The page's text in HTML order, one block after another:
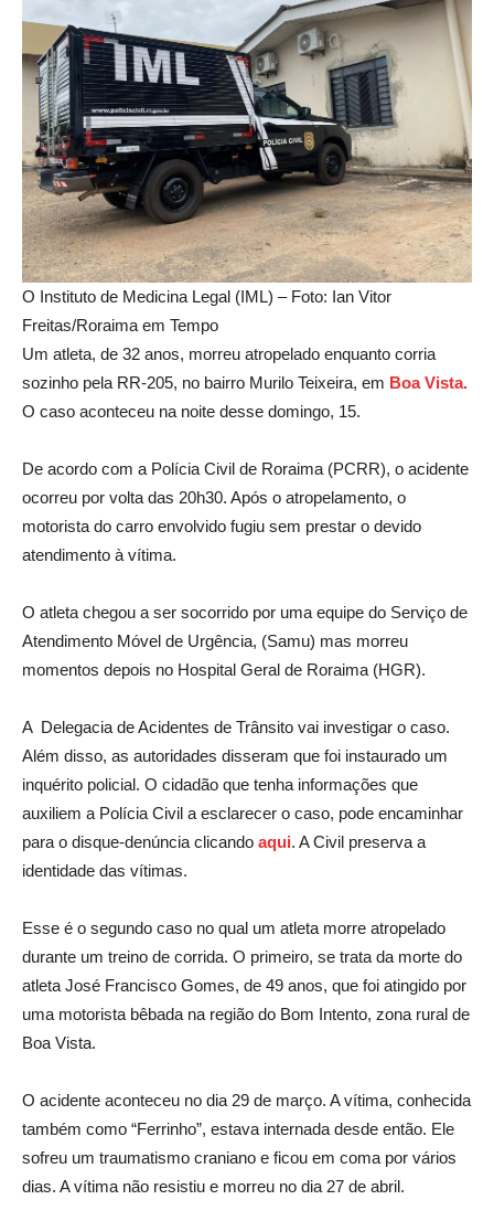
O Instituto de Medicina Legal (IML) – Foto: Ian Vitor
Freitas/Roraima em Tempo
Um atleta, de 32 anos, morreu atropelado enquanto corria
sozinho pela RR-205, no bairro Murilo Teixeira, em Boa Vista.
O caso aconteceu na noite desse domingo, 15.
De acordo com a Polícia Civil de Roraima (PCRR), o acidente
ocorreu por volta das 20h30. Após o atropelamento, o
motorista do carro envolvido fugiu sem prestar o devido
atendimento à vítima.
O atleta chegou a ser socorrido por uma equipe do Serviço de
Atendimento Móvel de Urgência, (Samu) mas morreu
momentos depois no Hospital Geral de Roraima (HGR).
A Delegacia de Acidentes de Trânsito vai investigar o caso.
Além disso, as autoridades disseram que foi instaurado um
inquérito policial. O cidadão que tenha informações que
auxiliem a Polícia Civil a esclarecer o caso, pode encaminhar
para o disque-denúncia clicando aqui. A Civil preserva a
identidade das vítimas.
Esse é o segundo caso no qual um atleta morre atropelado
durante um treino de corrida. O primeiro, se trata da morte do
atleta José Francisco Gomes, de 49 anos, que foi atingido por
uma motorista bêbada na região do Bom Intento, zona rural de
Boa Vista.
O acidente aconteceu no dia 29 de março. A vítima, conhecida
também como “Ferrinho”, estava internada desde então. Ele
sofreu um traumatismo craniano e ficou em coma por vários
dias. A vítima não resistiu e morreu no dia 27 de abril.